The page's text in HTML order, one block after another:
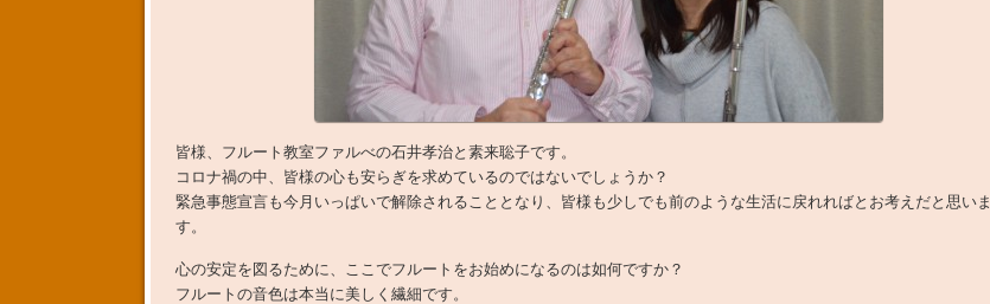
皆様、フルート教室ファルべの石井孝治と素来聡子です。
コロナ禍の中、皆様の心も安らぎを求めているのではないでしょうか？
緊急事態宣言も今月いっぱいで解除されることとなり、皆様も少しでも前のような生活に戻れればとお考えだと思いま
す。
心の安定を図るために、ここでフルートをお始めになるのは如何ですか？
フルートの音色は本当に美しく繊細です。